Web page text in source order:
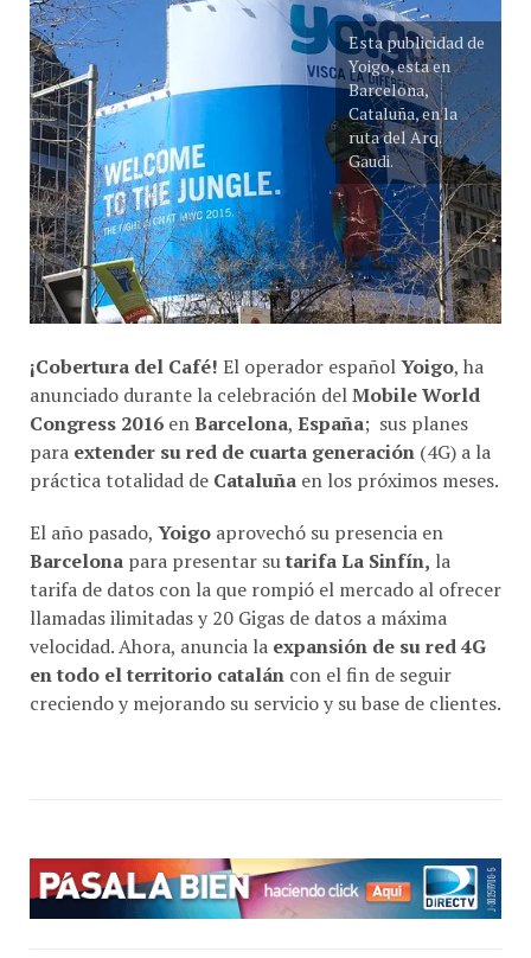
Esta publicidad de
Yoigo, esta en
Barcelona,
Cataluña, en la
ruta del Arq.
Gaudi.
anunciado durante la celebración delMobile World
Congress 2016en Barcelona,España; sus planes
paraextender su red de cuarta generación(4G) a la
práctica totalidad deCataluñaen los próximos meses.
Barcelonapara presentar sutarifa La Sinfín,la
tarifa de datos con la que rompió el mercado al ofrecer
llamadas ilimitadas y 20 Gigas de datos a máxima
velocidad. Ahora, anuncia laexpansión de su red 4G
en todo el territorio cataláncon el fin de seguir
creciendo y mejorando su servicio y su base de clientes.